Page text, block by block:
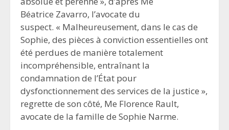
Béatrice Zavarro, l’avocate du
suspect. « Malheureusement, dans le cas de
Sophie, des pièces à conviction essentielles ont
été perdues de manière totalement
incompréhensible, entraînant la
condamnation de l’État pour
dysfonctionnement des services de la justice »,
regrette de son côté, Me Florence Rault,
avocate de la famille de Sophie Narme.